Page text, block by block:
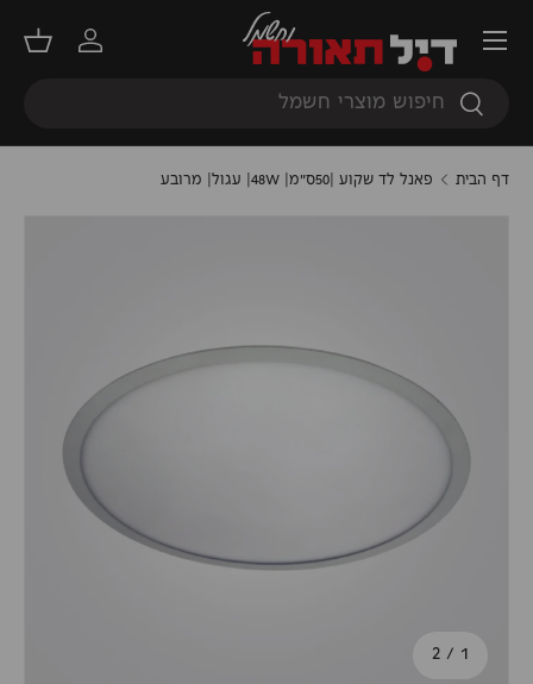
דילוג
חיפוש
חיפוש
התחברות
סל
תפריט
דף הבית פאנל לד שקוע |50ס"מ| 48W| עגול| מרובע
1
/ מתוך
2